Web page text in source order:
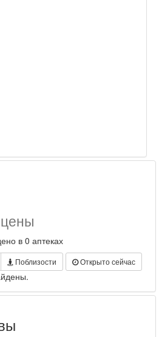
цены
в 0 аптеках
Поблизости Открыто сейчас